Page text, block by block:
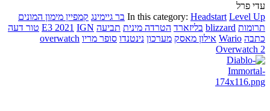
עדי פרל
In this category: Headstart Level Up בר גיימינג קמפיין מימון המונים
תרומות blizzard בליזארד הטרדה מינית תביעה E3 2021 IGN
טור דעה
כתבה Wario אילון מאסק מערכון נינטנדו סופר מריו overwatch
Overwatch 2